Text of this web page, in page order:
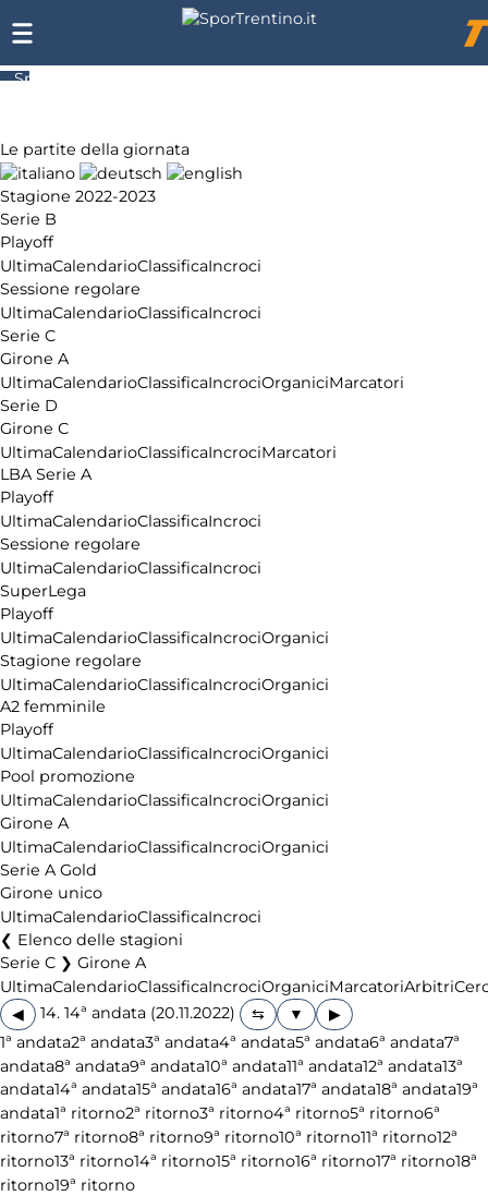
Le partite della giornata
Stagione 2022-2023
Serie B
Playoff
UltimaCalendarioClassificaIncroci
Sessione regolare
UltimaCalendarioClassificaIncroci
Serie C
Girone A
UltimaCalendarioClassificaIncrociOrganiciMarcatori
Serie D
Girone C
UltimaCalendarioClassificaIncrociMarcatori
LBA Serie A
Playoff
UltimaCalendarioClassificaIncroci
Sessione regolare
UltimaCalendarioClassificaIncroci
SuperLega
Playoff
UltimaCalendarioClassificaIncrociOrganici
Stagione regolare
UltimaCalendarioClassificaIncrociOrganici
A2 femminile
Playoff
UltimaCalendarioClassificaIncrociOrganici
Pool promozione
UltimaCalendarioClassificaIncrociOrganici
Girone A
UltimaCalendarioClassificaIncrociOrganici
Serie A Gold
Girone unico
UltimaCalendarioClassificaIncroci
Elenco delle stagioni
Serie C ❯ Girone A
UltimaCalendarioClassificaIncrociOrganiciMarcatoriArbitri
◀
14. 14ª andata (20.11.2022)
▶
1ª andata2ª andata3ª andata4ª andata5ª andata6ª andata7ª
andata8ª andata9ª andata10ª andata11ª andata12ª andata13ª
andata14ª andata15ª andata16ª andata17ª andata18ª andata19ª
andata1ª ritorno2ª ritorno3ª ritorno4ª ritorno5ª ritorno6ª
ritorno7ª ritorno8ª ritorno9ª ritorno10ª ritorno11ª ritorno12ª
ritorno13ª ritorno14ª ritorno15ª ritorno16ª ritorno17ª ritorno18ª
ritorno19ª ritorno
SporTrentino.it
Affiliazione
Pubblicità